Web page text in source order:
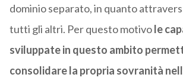
dominio separato, in quanto
tutti gli altri. Per questo motivole
sviluppate in questo ambito
consolidare la propria sovranità